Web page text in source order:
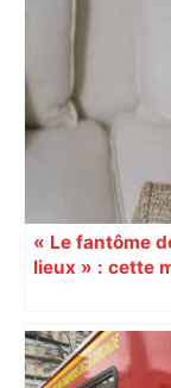
« Le fantôme
lieux » : cette